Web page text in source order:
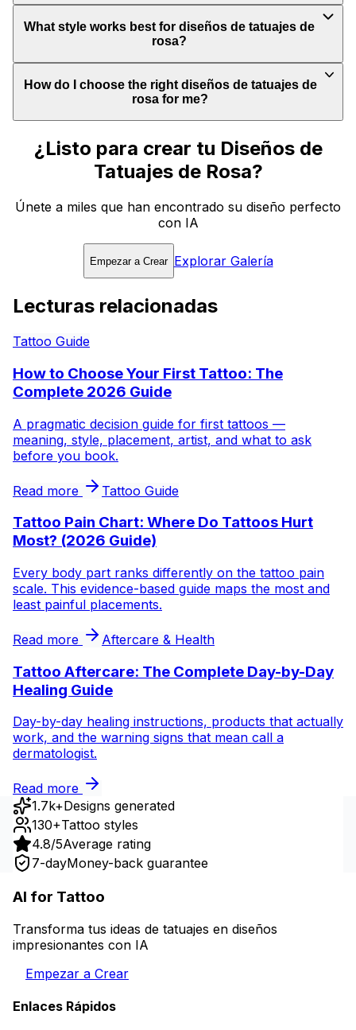
What style works best for diseños de tatuajes de
rosa?
How do I choose the right diseños de tatuajes de
rosa for me?
¿Listo para crear tu Diseños de
Tatuajes de Rosa?
Únete a miles que han encontrado su diseño perfecto
con IA
Empezar a Crear Explorar Galería
Lecturas relacionadas
Tattoo Guide
How to Choose Your First Tattoo: The
Complete 2026 Guide
A pragmatic decision guide for first tattoos —
meaning, style, placement, artist, and what to ask
before you book.
Read more Tattoo Guide
Tattoo Pain Chart: Where Do Tattoos Hurt
Most? (2026 Guide)
Every body part ranks differently on the tattoo pain
scale. This evidence-based guide maps the most and
least painful placements.
Read more Aftercare & Health
Tattoo Aftercare: The Complete Day-by-Day
Healing Guide
Day-by-day healing instructions, products that actually
work, and the warning signs that mean call a
dermatologist.
Read more
1.7k+Designs generated
130+Tattoo styles
4.8/5Average rating
7-dayMoney-back guarantee
AI for Tattoo
Transforma tus ideas de tatuajes en diseños
impresionantes con IA
Empezar a Crear
Enlaces Rápidos